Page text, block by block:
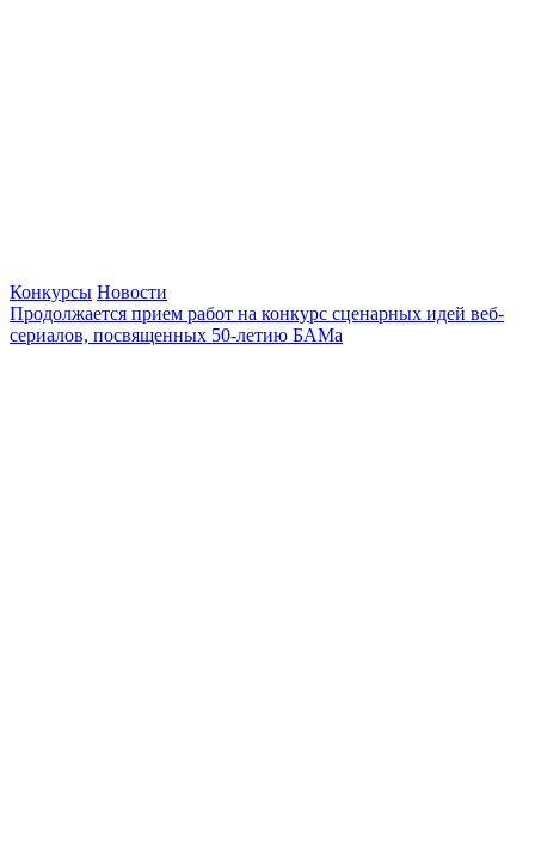
Конкурсы Новости
Продолжается прием работ на конкурс сценарных идей веб-
сериалов, посвященных 50-летию БАМа